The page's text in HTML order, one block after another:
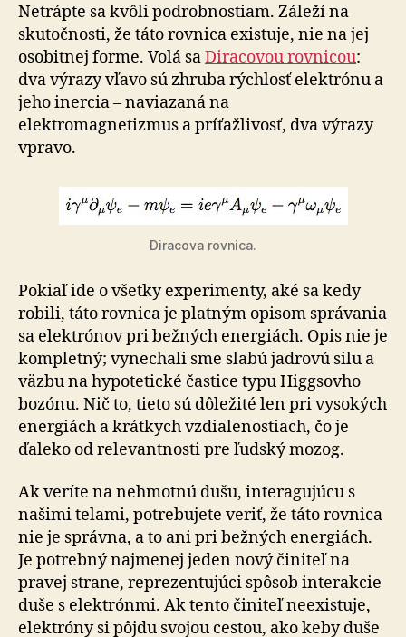
Netrápte sa kvôli podrobnostiam. Záleží na
skutočnosti, že táto rovnica existuje, nie na jej
osobitnej forme. Volá saDiracovou rovnicou:
dva výrazy vľavo sú zhruba rýchlosť elektrónu a
jeho inercia – naviazaná na
elektromagnetizmus a príťažlivosť, dva výrazy
vpravo.
Diracova rovnica.
Pokiaľ ide o všetky experimenty, aké sa kedy
robili, táto rovnica je platným opisom správania
sa elektrónov pri bežných energiách. Opis nie je
kompletný; vynechali sme slabú jadrovú silu a
väzbu na hypotetické častice typu Higgsovho
bozónu. Nič to, tieto sú dôležité len pri vysokých
energiách a krátkych vzdialenostiach, čo je
ďaleko od relevantnosti pre ľudský mozog.
Ak veríte na nehmotnú dušu, interagujúcu s
našimi telami, potrebujete veriť, že táto rovnica
nie je správna, a to ani pri bežných energiách.
Je potrebný najmenej jeden nový činiteľ na
pravej strane, reprezentujúci spôsob interakcie
duše s elektrónmi. Ak tento činiteľ neexistuje,
elektróny si pôjdu svojou cestou, ako keby duše